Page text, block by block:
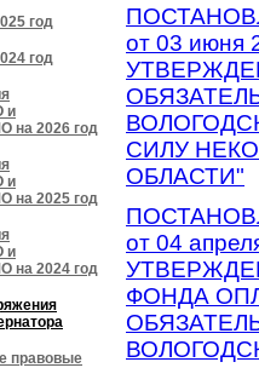
год
год
и
на 2026 год
и
на 2025 год
и
на 2024 год
правовые
от 03 июня
СИЛУ
ОБЛАСТИ"
от 04
ФОНДА